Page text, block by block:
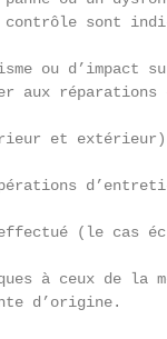
sont
ou d’impact
aux
et extérieur)
(le cas
à ceux de la
d’origine.